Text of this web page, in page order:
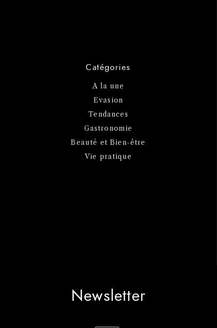
Catégories
A la une
Evasion
Tendances
Gastronomie
Beauté et Bien-être
Vie pratique
Newsletter